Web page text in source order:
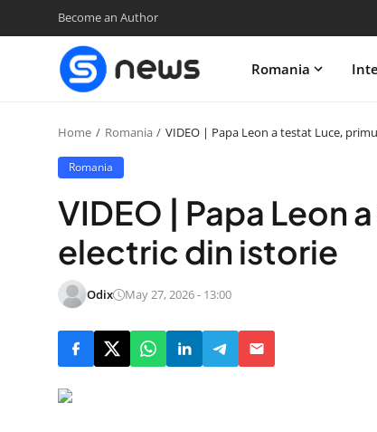
Become an Author
Romania
Home Romania VIDEO | Papa Leon a testat Luce,
Romania
VIDEO | Papa Leon
electric din istorie
Odix May 27, 2026 - 13:00